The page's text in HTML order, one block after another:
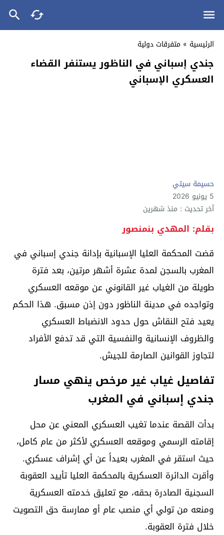
الرئيسية » متفرقات دولية
جندي إسباني في الناظور يستنفر القضاء
العسكري الإسباني
حسيمة سيتي
5 يونيو 2026
آخر تحديث : منذ شهرين
بقلم: المهدي بنمنصور
قضت المحكمة العليا الإسبانية بإدانة جندي إسباني في
المغرب بالسجن لمدة عشرة أشهر مرتين، بعد فترة
طويلة من الغياب غير القانوني عن موقعه العسكري
وتواجده في مدينة الناظور دون إذن مسبق. هذا الحكم
يعيد فتح النقاش حول حدود الانضباط العسكري
والظروف الإنسانية والنفسية التي قد تدفع الأفراد
لتجاوز القوانين الصارمة للجيش.
تفاصيل غياب غير مرخص ينهي مسار
جندي إسباني في المغرب
بدأت القصة عندما تغيب العسكري المعني عن محل
إقامته الرسمي وموقعه العسكري لأكثر من عام كامل،
حيث استقر في المغرب بعيداً عن أي إشراف عسكري.
وأقرت الدائرة العسكرية بالمحكمة العليا تأييد العقوبة
السجنية الصادرة بحقه، مع تعليق خدمته العسكرية
ومنعه من تولي أي منصب عام أو ممارسة حق التصويت
خلال فترة العقوبة.